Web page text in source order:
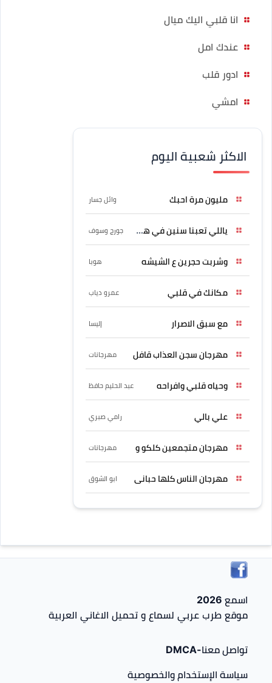
انا قلبي اليك ميال
عندك امل
ادور قلب
امشي
الاكثر شعبية اليوم
مليون مرة احبك وائل جسار
ياللي تعبنا سنين في هواه جورج وسوف
وشربت حجرين ع الشيشه هوبا
مكانك في قلبي عمرو دياب
مع سبق الاصرار إليسا
مهرجان سجن العذاب قافل مهرجانات
وحياه قلبي وافراحه عبد الحليم حافظ
علي بالي رامي صبري
مهرجان متجمعين كلكو و مهرجانات
مهرجان الناس كلها حبانى ابو الشوق
اسمع 2026
موقع طرب عربي لسماع و تحميل الاغاني العربية
تواصل معنا-DMCA
سياسة الإستخدام والخصوصية